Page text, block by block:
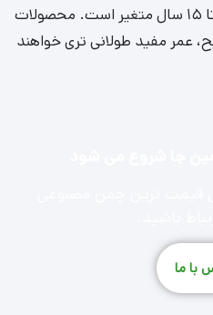
تردد و نگهداری، معمولاً بین ۵ تا ۱۵ سال متغیر است. محصولات
عمر مفید طولانی تری خواهند
با ما